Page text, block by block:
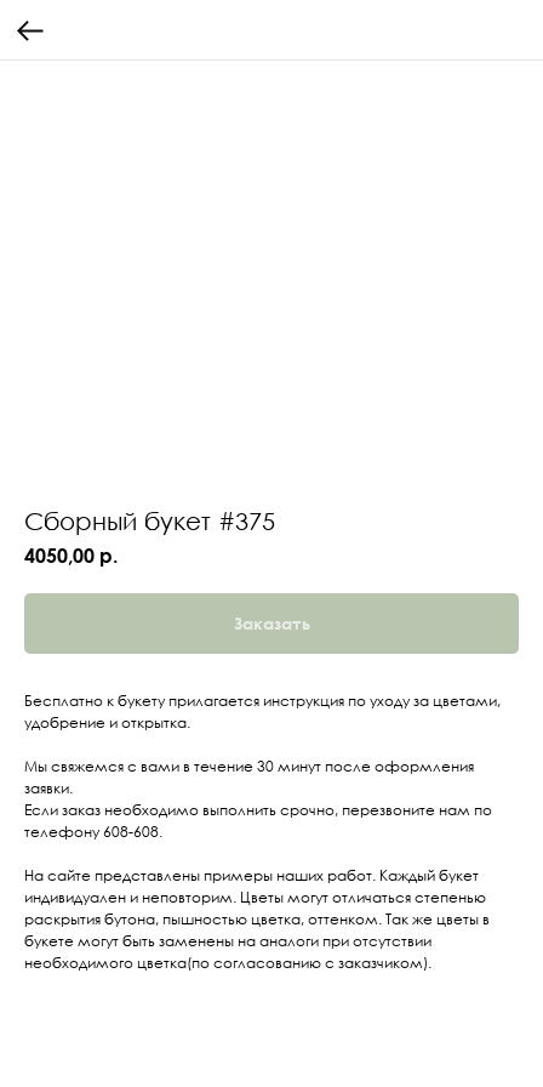
Сборный букет #375
4050,00 р.
Заказать
Бесплатно к букету прилагается инструкция по уходу за цветами,
удобрение и открытка.
Мы свяжемся с вами в течение 30 минут после оформления
заявки.
Если заказ необходимо выполнить срочно, перезвоните нам по
телефону 608-608.
На сайте представлены примеры наших работ. Каждый букет
индивидуален и неповторим. Цветы могут отличаться степенью
раскрытия бутона, пышностью цветка, оттенком. Так же цветы в
букете могут быть заменены на аналоги при отсутствии
необходимого цветка(по согласованию с заказчиком).